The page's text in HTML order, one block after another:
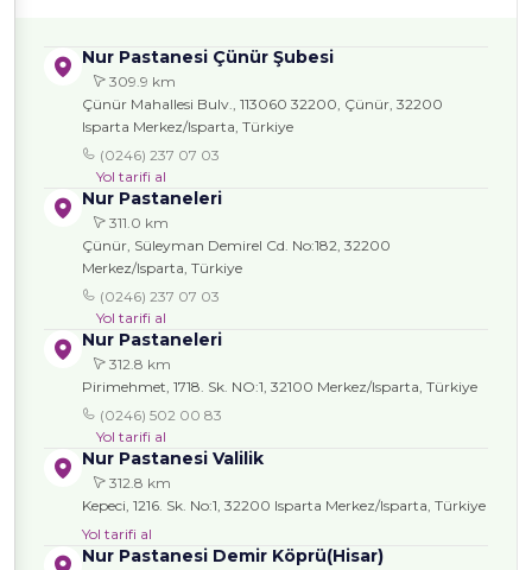
Nur Pastanesi Çünür Şubesi
309.9 km
Çünür Mahallesi Bulv., 113060 32200, Çünür, 32200
Isparta Merkez/Isparta, Türkiye
(0246) 237 07 03
Yol tarifi al
Nur Pastaneleri
311.0 km
Çünür, Süleyman Demirel Cd. No:182, 32200
Merkez/Isparta, Türkiye
(0246) 237 07 03
Yol tarifi al
Nur Pastaneleri
312.8 km
Pirimehmet, 1718. Sk. NO:1, 32100 Merkez/Isparta, Türkiye
(0246) 502 00 83
Yol tarifi al
Nur Pastanesi Valilik
312.8 km
Kepeci, 1216. Sk. No:1, 32200 Isparta Merkez/Isparta, Türkiye
Yol tarifi al
Nur Pastanesi Demir Köprü(Hisar)